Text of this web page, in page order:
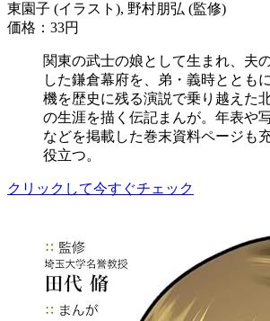
東園子 (イラスト), 野村朋弘 (監修)
価格：33円
関東の武士の娘として生まれ、夫
した鎌倉幕府を、弟・義時ととも
機を歴史に残る演説で乗り越えた
の生涯を描く伝記まんが。年表や
などを掲載した巻末資料ページも
役立つ。
クリックして今すぐチェック